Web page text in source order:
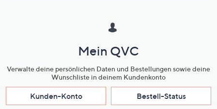
Mein QVC
Verwalte deine persönlichen Daten und Bestellungen sowie deine
Wunschliste in deinem Kundenkonto
Kunden-Konto Bestell-Status